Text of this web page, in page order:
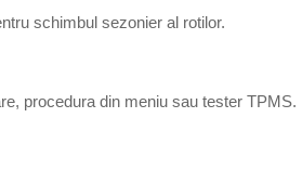
schimbul sezonier al rotilor.
procedura din meniu sau tester TPMS.